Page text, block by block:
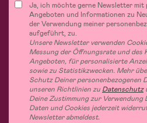
Ja, ich möchte gerne Newsletter
Angeboten und Informationen zu
der Verwendung meiner
aufgeführt, zu.
Unsere Newsletter verwenden
Messung der Öffnungsrate und des
Angeboten, für personalisierte
sowie zu Statistikzwecken. Mehr
Schutz Deiner personenbezogenen
unseren Richtlinien zu Datenschutz
Deine Zustimmung zur Verwendung
Daten und Cookies jederzeit
Newsletter abmeldest.